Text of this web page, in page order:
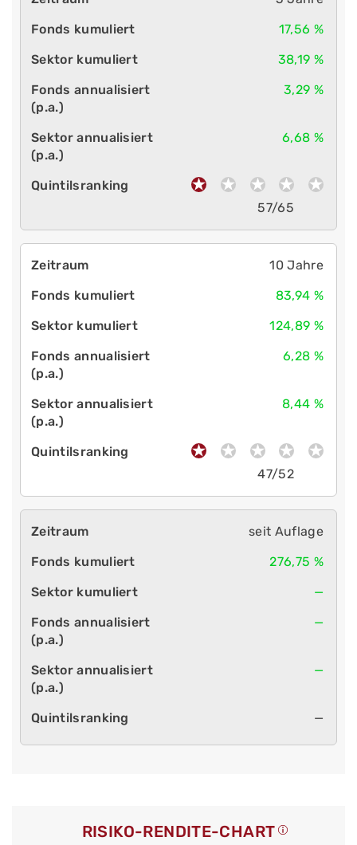
17,56 %
38,19 %
3,29 %
6,68 %
57/65
10 Jahre
83,94 %
124,89 %
6,28 %
8,44 %
47/52
seit Auflage
276,75 %
—
—
—
—
RISIKO-RENDITE-CHART